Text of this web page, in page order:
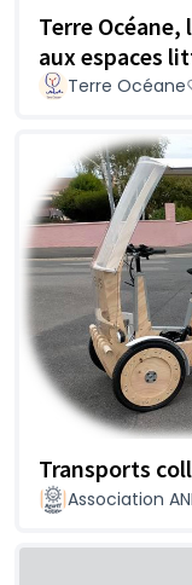
Terre
aux espaces
Terre Océane
Transports
Association